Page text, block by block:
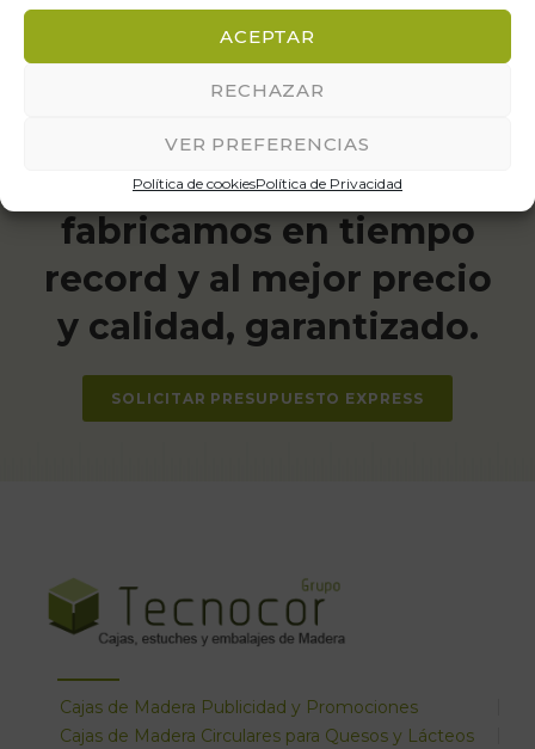
ACEPTAR
RECHAZAR
VER PREFERENCIAS
Política de cookiesPolítica de Privacidad
Cuéntenos qué necesita
y nosotros se lo
fabricamos en tiempo
record y al mejor precio
y calidad, garantizado.
SOLICITAR PRESUPUESTO EXPRESS
Cajas de Madera Publicidad y Promociones
Cajas de Madera Circulares para Quesos y Lácteos